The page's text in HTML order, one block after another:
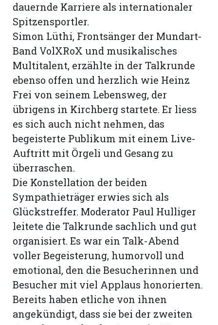
dauernde Karriere als internationaler
Spitzensportler.
Simon Lüthi, Frontsänger der Mundart-
Band VolXRoX und musikalisches
Multitalent, erzählte in der Talkrunde
ebenso offen und herzlich wie Heinz
Frei von seinem Lebensweg, der
übrigens in Kirchberg startete. Er liess
es sich auch nicht nehmen, das
begeisterte Publikum mit einem Live-
Auftritt mit Örgeli und Gesang zu
überraschen.
Die Konstellation der beiden
Sympathieträger erwies sich als
Glückstreffer. Moderator Paul Hulliger
leitete die Talk­runde sachlich und gut
organisiert. Es war ein Talk-Abend
voller Begeisterung, humorvoll und
emotional, den die Besucherinnen und
Besucher mit viel Applaus honorierten.
Bereits haben etliche von ihnen
angekündigt, dass sie bei der zweiten